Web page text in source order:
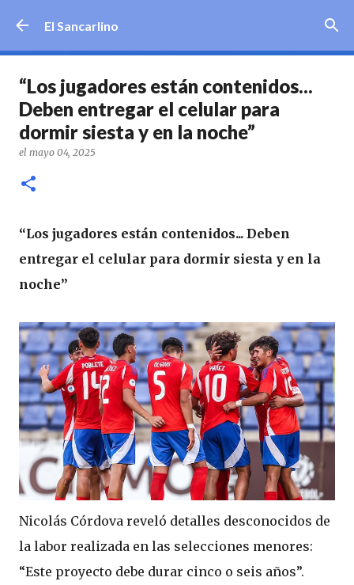
El Sancarlino
“Los jugadores están contenidos...
Deben entregar el celular para
dormir siesta y en la noche”
el mayo 04, 2025
“Los jugadores están contenidos... Deben
entregar el celular para dormir siesta y en la
noche”
Nicolás Córdova reveló detalles desconocidos de
la labor realizada en las selecciones menores:
“Este proyecto debe durar cinco o seis años”.